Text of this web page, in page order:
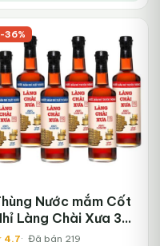
-36%
Nước mắm Cốt
Làng Chài Xưa 3
Khẩu + 3 Truyền
4.7
Đã bán 219